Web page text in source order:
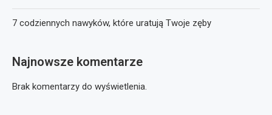
7 codziennych nawyków, które uratują Twoje zęby
Najnowsze komentarze
Brak komentarzy do wyświetlenia.